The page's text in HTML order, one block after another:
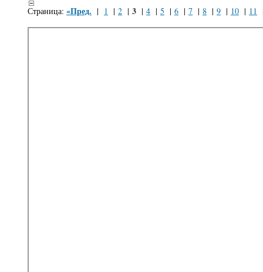
Страница: «Пред. | 1 | 2 | 3 | 4 | 5 | 6 | 7 | 8 | 9 | 10 | 11